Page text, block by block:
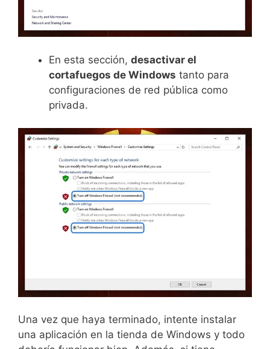
En esta sección, desactivar el
cortafuegos de Windows tanto para
configuraciones de red pública como
privada.
Una vez que haya terminado, intente instalar
una aplicación en la tienda de Windows y todo